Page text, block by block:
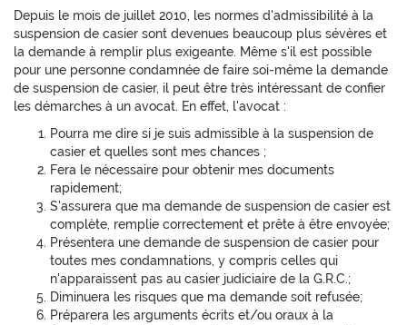
Depuis le mois de juillet 2010, les normes d'admissibilité à la
suspension de casier sont devenues beaucoup plus sévères et
la demande à remplir plus exigeante. Même s'il est possible
pour une personne condamnée de faire soi-même la demande
de suspension de casier, il peut être très intéressant de confier
les démarches à un avocat. En effet, l'avocat :
Pourra me dire si je suis admissible à la suspension de
casier et quelles sont mes chances ;
Fera le nécessaire pour obtenir mes documents
rapidement;
S'assurera que ma demande de suspension de casier est
complète, remplie correctement et prête à être envoyée;
Présentera une demande de suspension de casier pour
toutes mes condamnations, y compris celles qui
n'apparaissent pas au casier judiciaire de la G.R.C.;
Diminuera les risques que ma demande soit refusée;
Préparera les arguments écrits et/ou oraux à la